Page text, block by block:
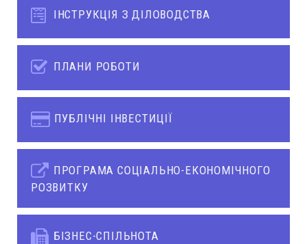
ІНСТРУКЦІЯ З ДІЛОВОДСТВА
ПЛАНИ РОБОТИ
ПУБЛІЧНІ ІНВЕСТИЦІЇ
ПРОГРАМА СОЦІАЛЬНО-ЕКОНОМІЧНОГО
РОЗВИТКУ
БІЗНЕС-СПІЛЬНОТА